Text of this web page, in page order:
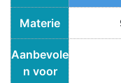
Materie
Aanbevole
n voor